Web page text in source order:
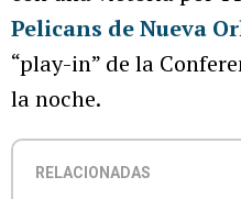
Pelicans de Nueva
“play-in” de la
la noche.
RELACIONADAS